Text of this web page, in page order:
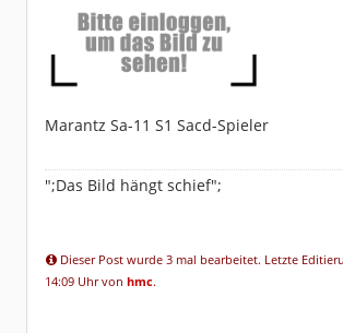
Marantz Sa-11 S1 Sacd-Spieler
";Das Bild hängt schief";
Dieser Post wurde 3 mal bearbeitet. Letzte
14:09 Uhr von hmc.